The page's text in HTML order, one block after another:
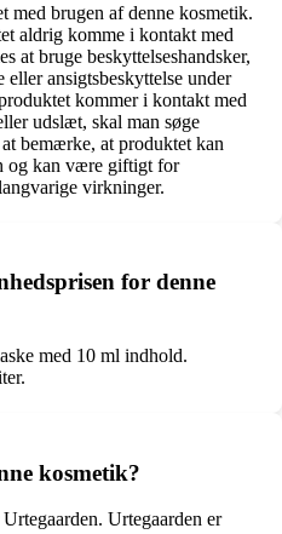
med brugen af denne kosmetik.
aldrig komme i kontakt med
at bruge beskyttelseshandsker,
eller ansigtsbeskyttelse under
kommer i kontakt med
udslæt, skal man søge
bemærke, at produktet kan
og kan være giftigt for
virkninger.
for denne
med 10 ml indhold.
kosmetik?
Urtegaarden er